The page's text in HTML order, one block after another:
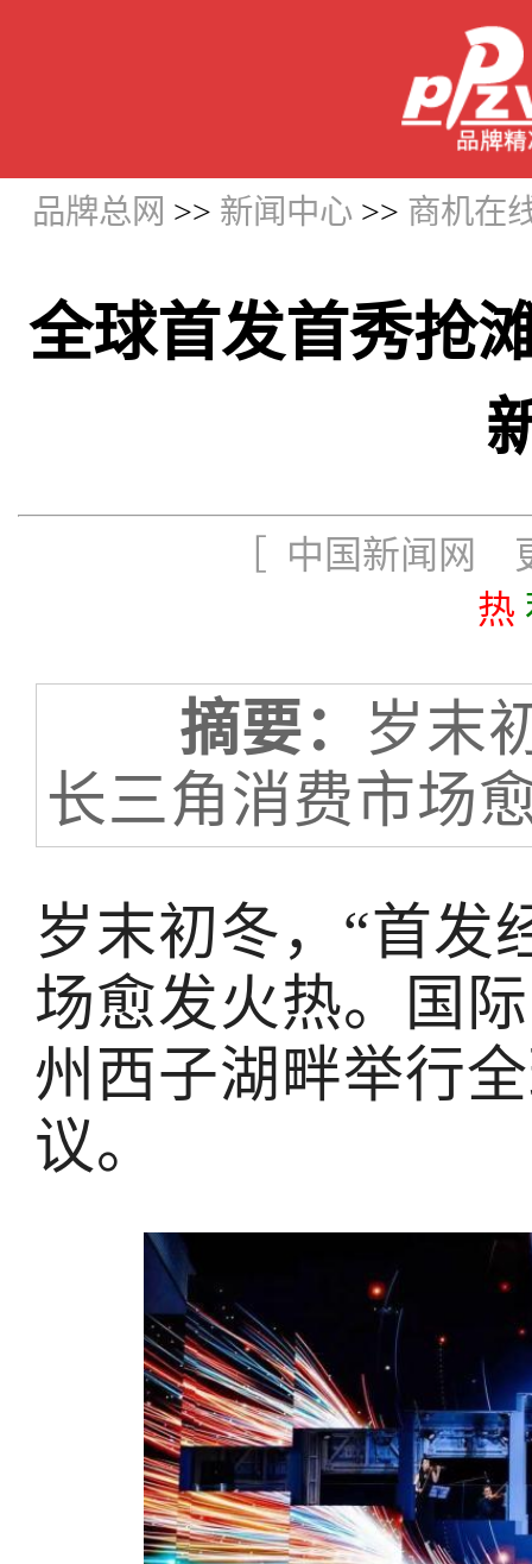
品牌总网 >> 新闻中心 >> 商机在
全球首发首秀抢
［ 中国新闻网
热
摘要： 岁末
长三角消费市场
岁末初冬，“首发
场愈发火热。国
州西子湖畔举行
议。